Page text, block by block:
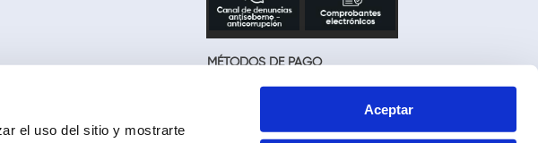
el uso del sitio y mostrarte
Aceptar
MÉTODOS DE PAGO